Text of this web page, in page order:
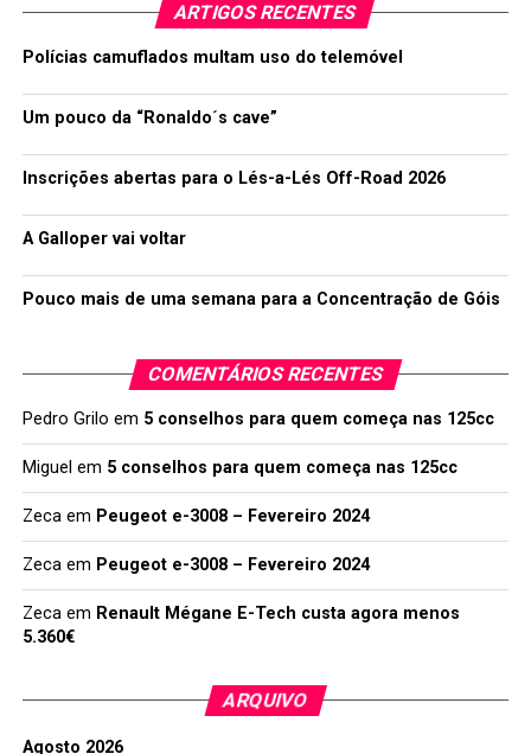
ARTIGOS RECENTES
Polícias camuflados multam uso do telemóvel
Um pouco da “Ronaldo´s cave”
Inscrições abertas para o Lés-a-Lés Off-Road 2026
A Galloper vai voltar
Pouco mais de uma semana para a Concentração de Góis
COMENTÁRIOS RECENTES
Pedro Grilo em 5 conselhos para quem começa nas 125cc
Miguel em 5 conselhos para quem começa nas 125cc
Zecaem Peugeot e-3008 – Fevereiro 2024
Zecaem Peugeot e-3008 – Fevereiro 2024
Zecaem Renault Mégane E-Tech custa agora menos
5.360€
ARQUIVO
Agosto 2026